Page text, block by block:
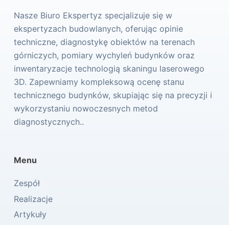
Nasze Biuro Ekspertyz specjalizuje się w
ekspertyzach budowlanych, oferując opinie
techniczne, diagnostykę obiektów na terenach
górniczych, pomiary wychyleń budynków oraz
inwentaryzacje technologią skaningu laserowego
3D. Zapewniamy kompleksową ocenę stanu
technicznego budynków, skupiając się na precyzji i
wykorzystaniu nowoczesnych metod
diagnostycznych..
Menu
Zespół
Realizacje
Artykuły